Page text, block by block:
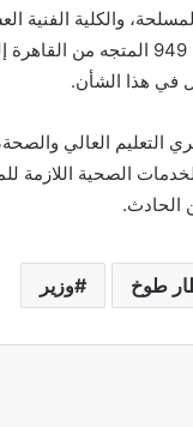
والكلية الفنية
الهندسة؛ للوقوف على أسباب حادث خروج عدد 4 عربات من القطار رقم
في هذا الشأن.
العالي
الصحية اللازمة
الحادث.
طوخ وزير